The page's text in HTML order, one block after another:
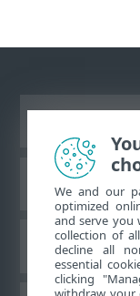
Base
We and our
optimized
and serve you
collection of
decline all
essential
clicking